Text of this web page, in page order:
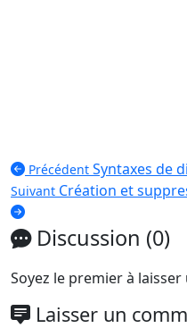
Précédent Syntaxes de
Suivant Création et
Discussion (0)
Soyez le premier à
Laisser un